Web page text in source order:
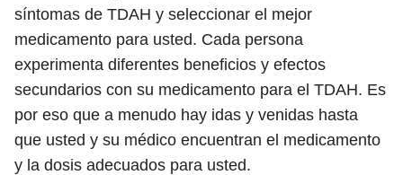
síntomas de TDAH y seleccionar el mejor
medicamento para usted. Cada persona
experimenta diferentes beneficios y efectos
secundarios con su medicamento para el TDAH. Es
por eso que a menudo hay idas y venidas hasta
que usted y su médico encuentran el medicamento
y la dosis adecuados para usted.